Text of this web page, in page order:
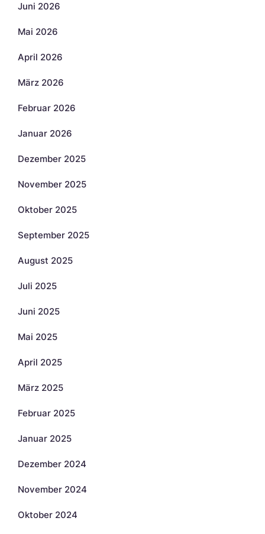
Juni 2026
Mai 2026
April 2026
März 2026
Februar 2026
Januar 2026
Dezember 2025
November 2025
Oktober 2025
September 2025
August 2025
Juli 2025
Juni 2025
Mai 2025
April 2025
März 2025
Februar 2025
Januar 2025
Dezember 2024
November 2024
Oktober 2024